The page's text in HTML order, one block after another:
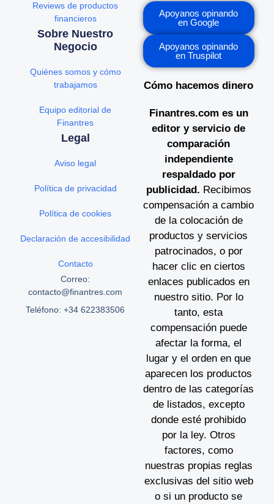
Apoyanos opinando
en Google
Apoyanos opinando
en Truspilot
Cómo hacemos dinero
Finantres.com es un
editor y servicio de
comparación
independiente
respaldado por
publicidad. Recibimos
compensación a cambio
de la colocación de
productos y servicios
patrocinados, o por
hacer clic en ciertos
enlaces publicados en
nuestro sitio. Por lo
tanto, esta
compensación puede
afectar la forma, el
lugar y el orden en que
aparecen los productos
dentro de las categorías
de listados, excepto
donde esté prohibido
por la ley. Otros
factores, como
nuestras propias reglas
exclusivas del sitio web
o si un producto se
Reviews de productos
financieros
Sobre Nuestro
Negocio
Quiénes somos y cómo
trabajamos
Equipo editorial de
Finantres
Legal
Aviso legal
Política de privacidad
Política de cookies
Declaración de accesibilidad
Contacto
Correo:
contacto@finantres.com
Teléfono: +34 622383506